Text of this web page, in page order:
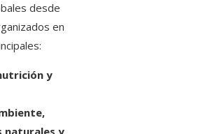
desde
en
y